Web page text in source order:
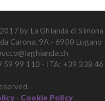
by La Ghianda di
Carona, 9A - 6900 Lugano
59 99 110 - ITA: +39 338
- Cookie Policy